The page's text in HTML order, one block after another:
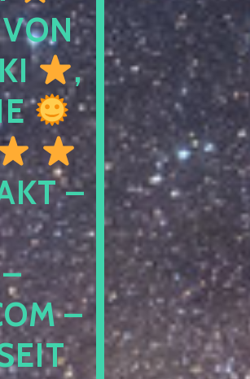
,
–
–